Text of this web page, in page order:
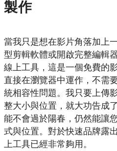
製作
當我只是想在影片角落加上
型剪輯軟體或開啟完整編輯
線上工具，這是一個免費的
直接在瀏覽器中運作，不需
統相容性問題。我只要上傳
整大小與位置，就大功告成
能不會過於陽春，仍然能讓
式與位置。對於快速品牌露
上工具已經非常夠用。